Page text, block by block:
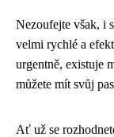
Nezoufejte však, i
velmi rychlé a
urgentně, existuje
můžete mít svůj
Ať už se